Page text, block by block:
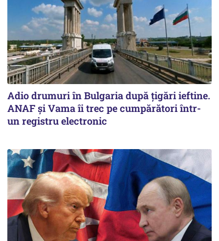
Adio drumuri în Bulgaria după țigări ieftine.
ANAF și Vama îi trec pe cumpărători într-
un registru electronic